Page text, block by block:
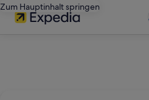
Zum Hauptinhalt springen